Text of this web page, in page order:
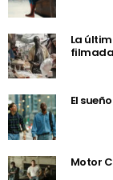
La
El
Motor